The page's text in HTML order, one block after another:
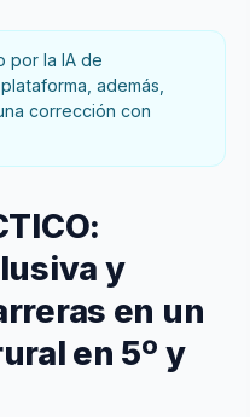
por la IA de
además,
corrección con
y
en un
en 5º y